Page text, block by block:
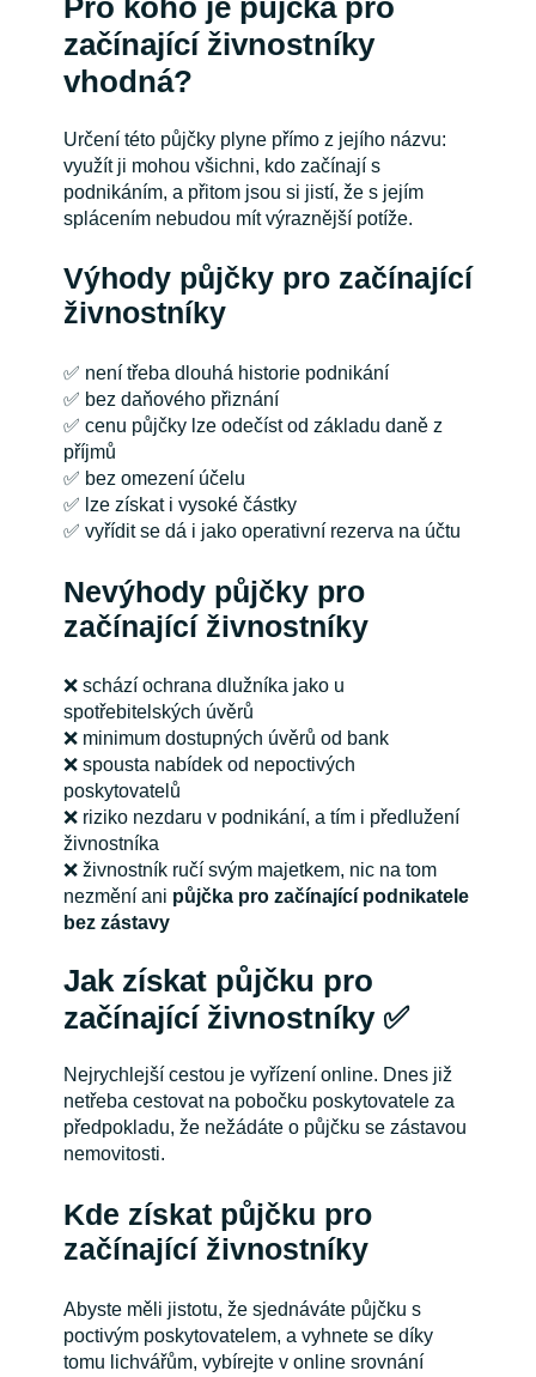
Pro koho je půjčka pro
začínající živnostníky
vhodná?
Určení této půjčky plyne přímo z jejího názvu:
využít ji mohou všichni, kdo začínají s
podnikáním, a přitom jsou si jistí, že s jejím
splácením nebudou mít výraznější potíže.
Výhody půjčky pro začínající
živnostníky
✅ není třeba dlouhá historie podnikání
✅ bez daňového přiznání
✅ cenu půjčky lze odečíst od základu daně z
příjmů
✅ bez omezení účelu
✅ lze získat i vysoké částky
✅ vyřídit se dá i jako operativní rezerva na účtu
Nevýhody půjčky pro
začínající živnostníky
❌ schází ochrana dlužníka jako u
spotřebitelských úvěrů
❌ minimum dostupných úvěrů od bank
❌ spousta nabídek od nepoctivých
poskytovatelů
❌ riziko nezdaru v podnikání, a tím i předlužení
živnostníka
❌ živnostník ručí svým majetkem, nic na tom
nezmění ani půjčka pro začínající podnikatele
bez zástavy
Jak získat půjčku pro
začínající živnostníky ✅
Nejrychlejší cestou je vyřízení online. Dnes již
netřeba cestovat na pobočku poskytovatele za
předpokladu, že nežádáte o půjčku se zástavou
nemovitosti.
Kde získat půjčku pro
začínající živnostníky
Abyste měli jistotu, že sjednáváte půjčku s
poctivým poskytovatelem, a vyhnete se díky
tomu lichvářům, vybírejte v online srovnání